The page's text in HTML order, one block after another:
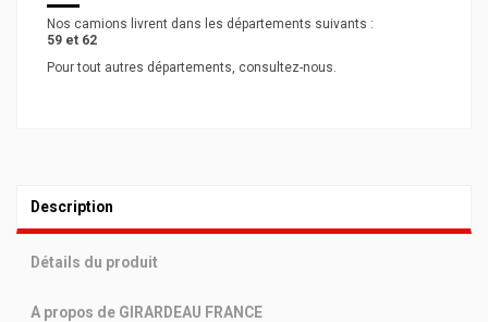
Nos camions livrent dans les départements suivants :
59 et 62
Pour tout autres départements, consultez-nous.
Description
Détails du produit
A propos de GIRARDEAU FRANCE